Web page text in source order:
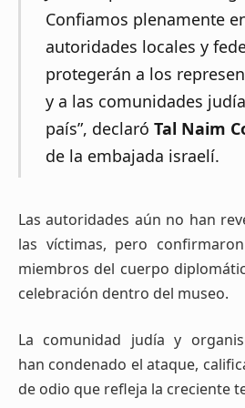
Confiamos plenamente
autoridades locales y
protegerán a los
y a las comunidades
país”, declaró Tal Naim
de la embajada israelí.
Las autoridades aún no han
las víctimas, pero
miembros del cuerpo
celebración dentro del museo.
La comunidad judía y
han condenado el ataque,
de odio que refleja la creciente